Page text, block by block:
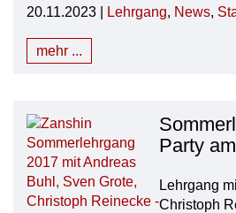
20.11.2023 | Lehrgang, News,
mehr ...
Party
Lehrgang
Christoph